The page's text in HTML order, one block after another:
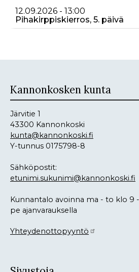
12.09.2026 - 13:00
Pihakirppiskierros, 5. päivä
Kannonkosken kunta
Järvitie 1
43300 Kannonkoski
kunta@kannonkoski.fi
Y-tunnus 0175798-8
Sähköpostit:
etunimi.sukunimi@kannonkoski.fi
Kunnantalo avoinna ma - to klo 9 -
pe ajanvarauksella
Yhteydenottopyyntö